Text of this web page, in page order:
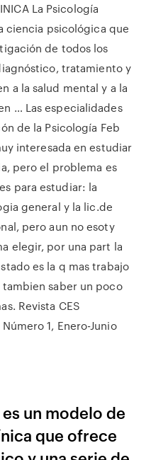
La Psicología
ciencia psicológica que
de todos los
tratamiento y
a la salud mental y a la
… Las especialidades
de la Psicología Feb
interesada en estudiar
pero el problema es
para estudiar: la
general y la lic.de
pero aun no esoty
elegir, por una part la
es la q mas trabajo
saber un poco
Revista CES
1, Enero-Junio
un modelo de
que ofrece